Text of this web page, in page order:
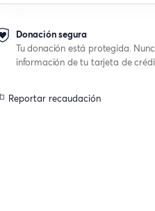
Donación segura
Tu donación está protegida.
información de tu tarjeta de
Reportar recaudación